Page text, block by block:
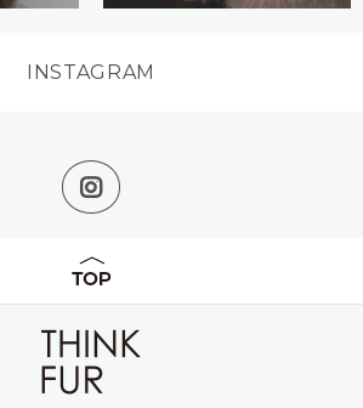
INSTAGRAM